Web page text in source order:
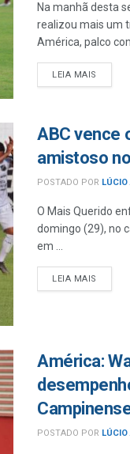
Na manhã desta
realizou mais um
América, palco
LEIA MAIS
ABC vence
amistoso
POSTADO POR LÚCIO
O Mais Querido
domingo (29), no
em ...
LEIA MAIS
América:
POSTADO POR